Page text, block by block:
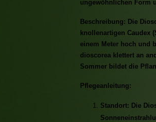
ungewöhnlichen Form
Beschreibung: Die
knollenartigen Caudex
einem Meter hoch und
dioscorea klettert an
Sommer bildet die
Pflegeanleitung:
Standort: Die